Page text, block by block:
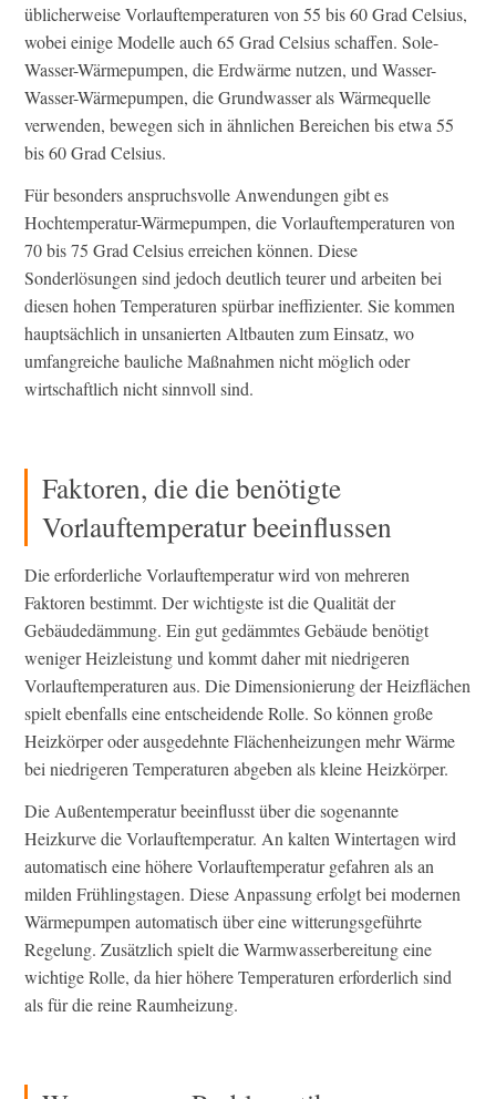
üblicherweise Vorlauftemperaturen von 55 bis 60 Grad Celsius,
wobei einige Modelle auch 65 Grad Celsius schaffen. Sole-
Wasser-Wärmepumpen, die Erdwärme nutzen, und Wasser-
Wasser-Wärmepumpen, die Grundwasser als Wärmequelle
verwenden, bewegen sich in ähnlichen Bereichen bis etwa 55
bis 60 Grad Celsius.
Für besonders anspruchsvolle Anwendungen gibt es
Hochtemperatur-Wärmepumpen, die Vorlauftemperaturen von
70 bis 75 Grad Celsius erreichen können. Diese
Sonderlösungen sind jedoch deutlich teurer und arbeiten bei
diesen hohen Temperaturen spürbar ineffizienter. Sie kommen
hauptsächlich in unsanierten Altbauten zum Einsatz, wo
umfangreiche bauliche Maßnahmen nicht möglich oder
wirtschaftlich nicht sinnvoll sind.
Faktoren, die die benötigte
Vorlauftemperatur beeinflussen
Die erforderliche Vorlauftemperatur wird von mehreren
Faktoren bestimmt. Der wichtigste ist die Qualität der
Gebäudedämmung. Ein gut gedämmtes Gebäude benötigt
weniger Heizleistung und kommt daher mit niedrigeren
Vorlauftemperaturen aus. Die Dimensionierung der Heizflächen
spielt ebenfalls eine entscheidende Rolle. So können große
Heizkörper oder ausgedehnte Flächenheizungen mehr Wärme
bei niedrigeren Temperaturen abgeben als kleine Heizkörper.
Die Außentemperatur beeinflusst über die sogenannte
Heizkurve die Vorlauftemperatur. An kalten Wintertagen wird
automatisch eine höhere Vorlauftemperatur gefahren als an
milden Frühlingstagen. Diese Anpassung erfolgt bei modernen
Wärmepumpen automatisch über eine witterungsgeführte
Regelung. Zusätzlich spielt die Warmwasserbereitung eine
wichtige Rolle, da hier höhere Temperaturen erforderlich sind
als für die reine Raumheizung.